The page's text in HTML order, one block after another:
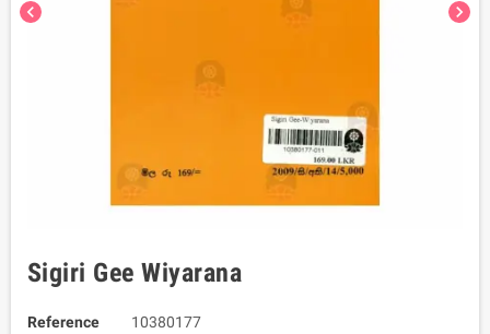
chevron_left chevron_right
Sigiri Gee Wiyarana
Reference
10380177